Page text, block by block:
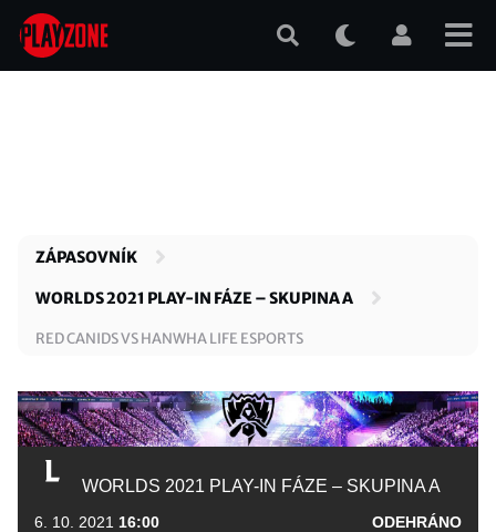
Přejít
hlavnímu
ZÁPASOVNÍK
WORLDS 2021 PLAY-IN FÁZE – SKUPINA A
RED CANIDS VS HANWHA LIFE ESPORTS
WORLDS 2021 PLAY-IN FÁZE – SKUPINA A
6. 10. 2021 16:00 ODEHRÁNO